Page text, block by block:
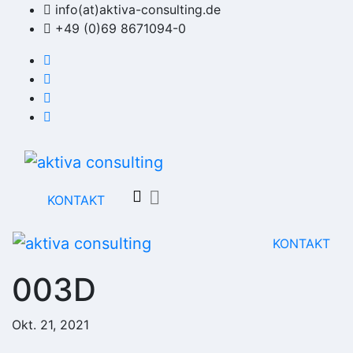
Inhalt
info(at)aktiva-consulting.de
+49 (0)69 8671094-0
KONTAKT
KONTAKT
003D
Okt. 21, 2021